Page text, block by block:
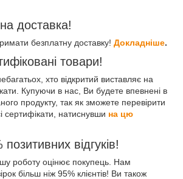
доставка!
безплатну доставку! Докладніше.
товари!
хто відкритий виставляє на
Купуючи в нас, Ви будете впевнені в
продукту, так як зможете перевірити
сертифікати, натиснувши на цю
відгуків!
роботу оцінює покупець. Нам
більш ніж 95% клієнтів! Ви також